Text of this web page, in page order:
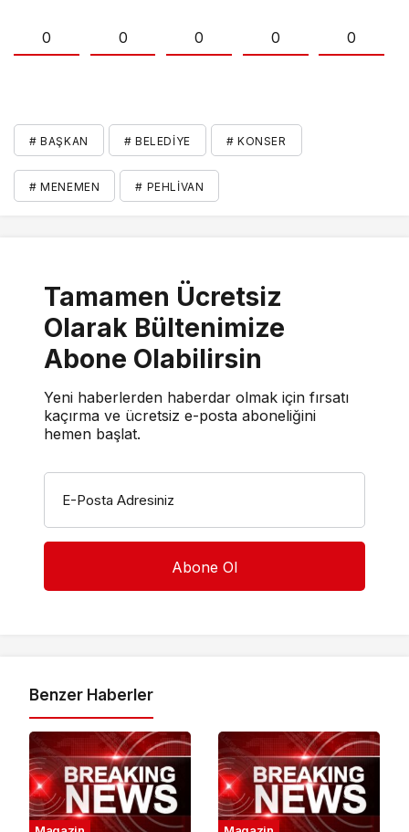
0 0 0 0 0
# BAŞKAN # BELEDIYE # KONSER
# MENEMEN # PEHLIVAN
Tamamen Ücretsiz
Olarak Bültenimize
Abone Olabilirsin
Yeni haberlerden haberdar olmak için fırsatı
kaçırma ve ücretsiz e-posta aboneliğini
hemen başlat.
E-Posta Adresiniz
Benzer Haberler